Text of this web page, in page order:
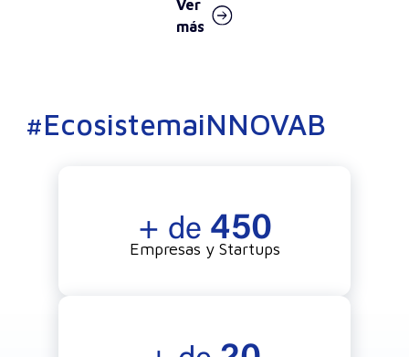
Ver
más
#EcosistemaiNNOVAB
+ de 450
Empresas y Startups